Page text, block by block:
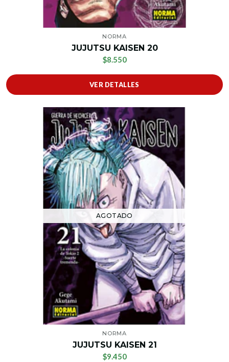
NORMA
JUJUTSU KAISEN 20
$8.550
VER DETALLES
AGOTADO
NORMA
JUJUTSU KAISEN 21
$9.450